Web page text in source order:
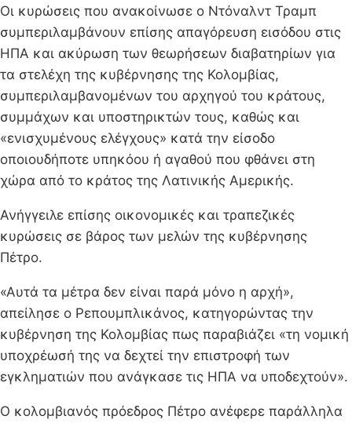
Οι κυρώσεις που ανακοίνωσε ο Ντόναλντ Τραμπ
συμπεριλαμβάνουν επίσης απαγόρευση εισόδου στις
ΗΠΑ και ακύρωση των θεωρήσεων διαβατηρίων για
τα στελέχη της κυβέρνησης της Κολομβίας,
συμπεριλαμβανομένων του αρχηγού του κράτους,
συμμάχων και υποστηρικτών τους, καθώς και
«ενισχυμένους ελέγχους» κατά την είσοδο
οποιουδήποτε υπηκόου ή αγαθού που φθάνει στη
χώρα από το κράτος της Λατινικής Αμερικής.
Ανήγγειλε επίσης οικονομικές και τραπεζικές
κυρώσεις σε βάρος των μελών της κυβέρνησης
Πέτρο.
«Αυτά τα μέτρα δεν είναι παρά μόνο η αρχή»,
απείλησε ο Ρεπουμπλικάνος, κατηγορώντας την
κυβέρνηση της Κολομβίας πως παραβιάζει «τη νομική
υποχρέωσή της να δεχτεί την επιστροφή των
εγκληματιών που ανάγκασε τις ΗΠΑ να υποδεχτούν».
Ο κολομβιανός πρόεδρος Πέτρο ανέφερε παράλληλα